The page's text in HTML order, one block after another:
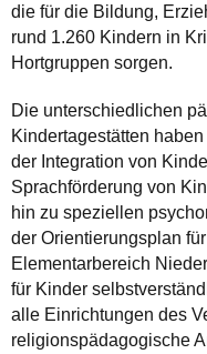
die für die Bildung,
rund 1.260 Kindern in
Hortgruppen sorgen.
Die unterschiedlichen
Kindertagestätten
der Integration von
Sprachförderung von
hin zu speziellen
der Orientierungsplan
Elementarbereich
für Kinder
alle Einrichtungen des
religionspädagogische